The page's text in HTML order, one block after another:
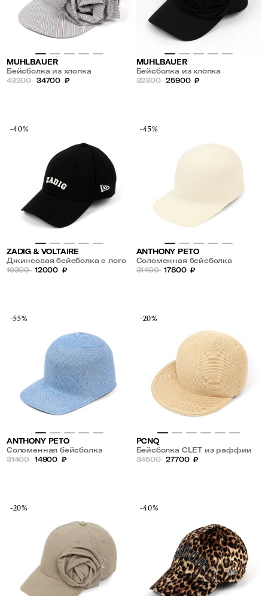
MUHLBAUER
Бейсболка из хлопка
43200 34700 ₽
MUHLBAUER
Бейсболка из хлопка
32300 25900 ₽
-40%
ZADIG & VOLTAIRE
Джинсовая бейсболка с лого
19300 12000 ₽
-45%
ANTHONY PETO
Соломенная бейсболка
31400 17800 ₽
-55%
ANTHONY PETO
Соломенная бейсболка
31400 14900 ₽
-20%
PCNQ
Бейсболка CLET из раффии
34500 27700 ₽
-20% -40%